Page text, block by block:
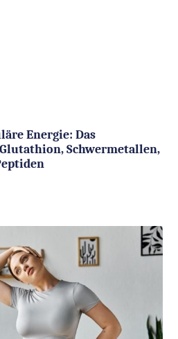
Energie: Das
Schwermetallen,